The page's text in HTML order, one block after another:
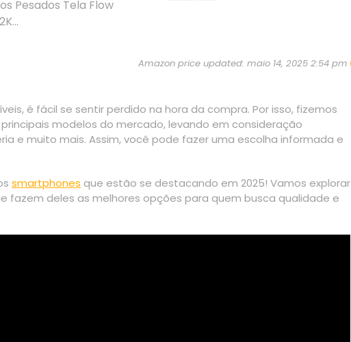
Pesados Tela Flow
Amazon price updated: maio 14, 2025 2:54 pm
é fácil se sentir perdido na hora da compra. Por isso, fizemos
modelos do mercado, levando em consideração
e muito mais. Assim, você pode fazer uma escolha informada e
smartphones que estão se destacando em 2025! Vamos explorar
fazem deles as melhores opções para quem busca qualidade e